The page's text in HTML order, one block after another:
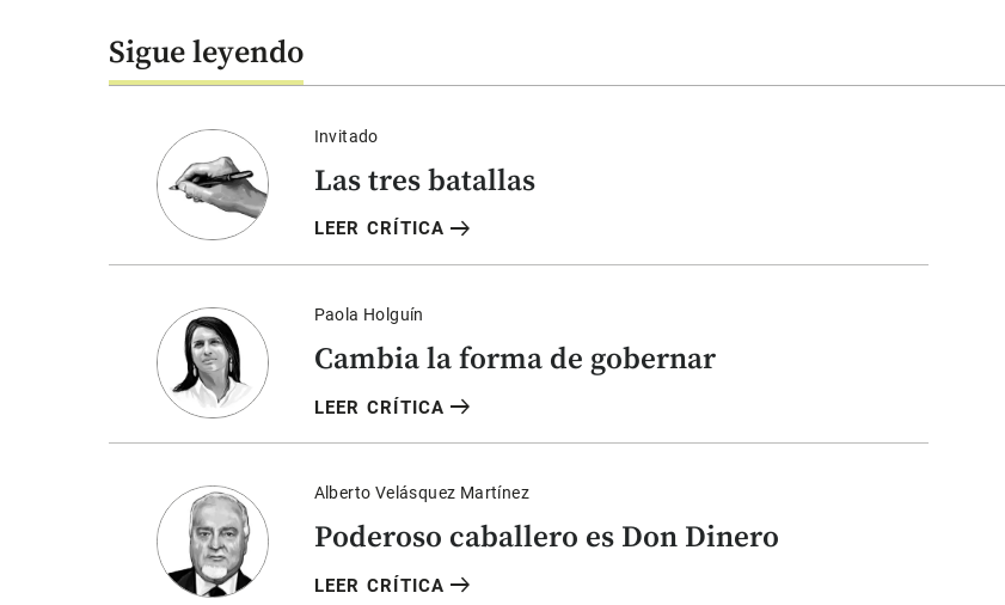
Sigue leyendo
Invitado
Las tres batallas
LEER CRÍTICA arrow_right_alt
Paola Holguín
Cambia la forma de gobernar
LEER CRÍTICA arrow_right_alt
Alberto Velásquez Martínez
Poderoso caballero es Don Dinero
LEER CRÍTICA arrow_right_alt